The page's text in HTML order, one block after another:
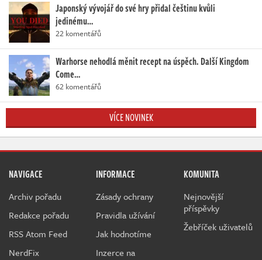
Japonský vývojář do své hry přidal češtinu kvůli
jedinému…
22 komentářů
Warhorse nehodlá měnit recept na úspěch. Další Kingdom
Come…
62 komentářů
VÍCE NOVINEK
NAVIGACE
Archiv pořadu
Redakce pořadu
RSS Atom Feed
NerdFix
INFORMACE
Zásady ochrany
Pravidla užívání
Jak hodnotíme
Inzerce na
KOMUNITA
Nejnovější
příspěvky
Žebříček uživatelů